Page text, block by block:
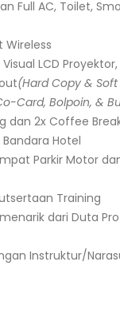
Full AC, Toilet,
Wireless
LCD
(Hard Copy &
Card, Bolpoin, &
dan 2x Coffee
Hotel
Parkir Motor
Training
dari Duta
Instruktur/